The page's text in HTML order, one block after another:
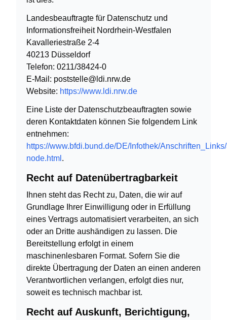
Landesbeauftragte für Datenschutz und
Informationsfreiheit Nordrhein-Westfalen
Kavalleriestraße 2-4
40213 Düsseldorf
Telefon: 0211/38424-0
E-Mail: poststelle@ldi.nrw.de
Website: https://www.ldi.nrw.de
Eine Liste der Datenschutzbeauftragten sowie
deren Kontaktdaten können Sie folgendem Link
entnehmen:
https://www.bfdi.bund.de/DE/Infothek/
node.html .
Recht auf Datenübertragbarkeit
Ihnen steht das Recht zu, Daten, die wir auf
Grundlage Ihrer Einwilligung oder in Erfüllung
eines Vertrags automatisiert verarbeiten, an sich
oder an Dritte aushändigen zu lassen. Die
Bereitstellung erfolgt in einem
maschinenlesbaren Format. Sofern Sie die
direkte Übertragung der Daten an einen anderen
Verantwortlichen verlangen, erfolgt dies nur,
soweit es technisch machbar ist.
Recht auf Auskunft, Berichtigung,